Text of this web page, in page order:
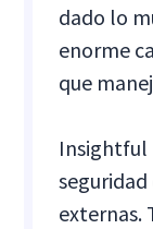
dado lo
enorme
que
Insightful
externas.